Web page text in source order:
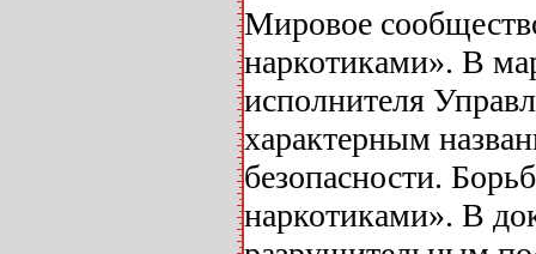
Мировое
наркотиками». В
исполнителя
характерным
безопасности.
наркотиками». В